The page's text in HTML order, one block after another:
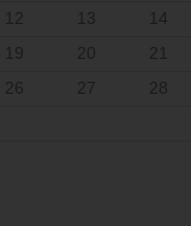
12 13 14
19 20 21
26 27 28